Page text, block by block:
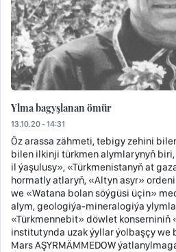
Ylma bagyşlanan ömür
13.10.20 - 14:31
Öz arassa zähmeti, tebigy zehini
bilen ilkinji türkmen alymlarynyň
il ýaşulusy», «Türkmenistanyň at
hormatly atlaryň, «Altyn asyr»
we «Watana bolan söýgüsi üçin»
alym, geologiýa-mineralogiýa
«Türkmennebit» döwlet
institutynda uzak ýyllar ýolbaşçy we
Mars AŞYRMÄMMEDOW